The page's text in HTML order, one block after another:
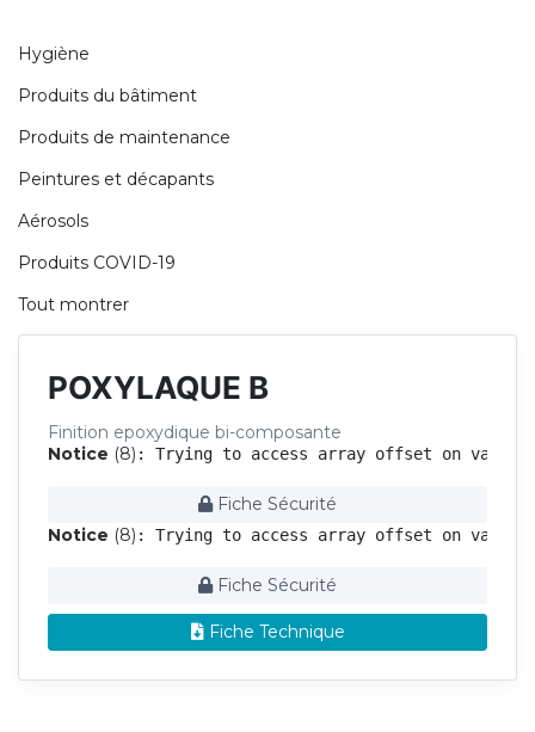
Hygiène
Produits du bâtiment
Produits de maintenance
Peintures et décapants
Aérosols
Produits COVID-19
Tout montrer
POXYLAQUE B
Finition epoxydique bi-composante
Notice (8) : Trying to access array offset on
Fiche Sécurité
Notice (8) : Trying to access array offset on
Fiche Sécurité
Fiche Technique